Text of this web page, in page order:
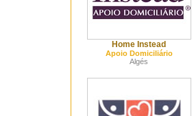
Home Instead
Apoio Domiciliário
Algés